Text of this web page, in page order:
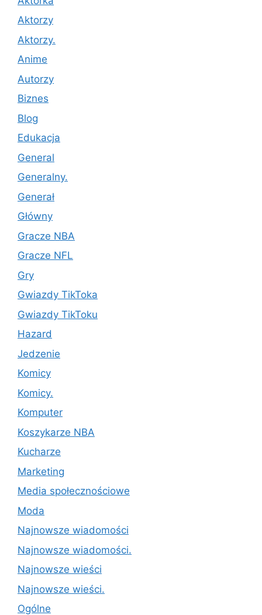
Aktorzy
Aktorzy.
Anime
Autorzy
Biznes
Blog
Edukacja
General
Generalny.
Generał
Główny
Gracze NBA
Gracze NFL
Gry
Gwiazdy TikToka
Gwiazdy TikToku
Hazard
Jedzenie
Komicy
Komicy.
Komputer
Koszykarze NBA
Kucharze
Marketing
Media społecznościowe
Moda
Najnowsze wiadomości
Najnowsze wiadomości.
Najnowsze wieści
Najnowsze wieści.
Ogólne